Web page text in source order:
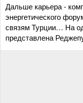
Дальше карьера -
энергетического
связям Турции… На
представлена